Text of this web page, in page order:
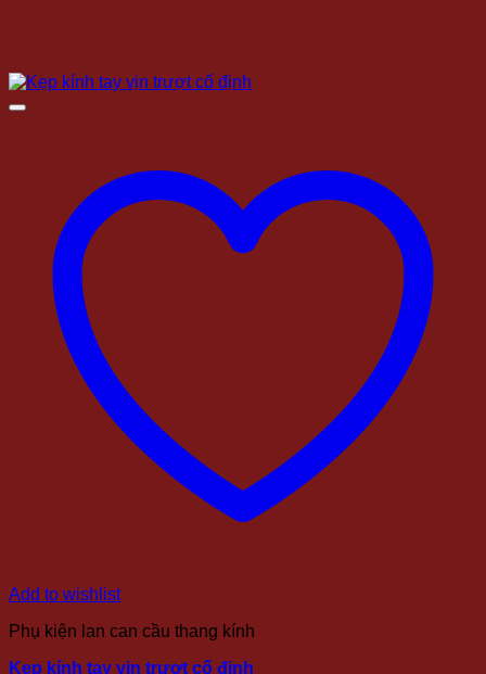
Add to wishlist
Phụ kiện lan can cầu thang kính
Kẹp kính tay vịn trượt cố định